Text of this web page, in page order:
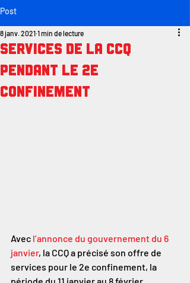
Post
Services de la CCQ
pendant le 2e
confinement
8 janv. 2021 1 min de lecture
Avec l’annonce du gouvernement du 6
janvier, la CCQ a précisé son offre de
services pour le 2e confinement, la
période du 11 janvier au 8 février.